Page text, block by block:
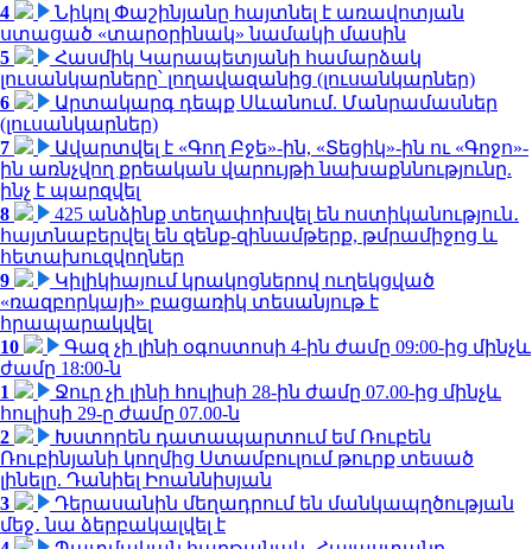
4
Նիկոլ Փաշինյանը հայտնել է առավոտյան
ստացած «տարօրինակ» նամակի մասին
5
Հասմիկ Կարապետյանի համարձակ
լուսանկարները՝ լողավազանից (լուսանկարներ)
6
Արտակարգ դեպք Սևանում. Մանրամասներ
(լուսանկարներ)
7
Ավարտվել է «Գող Բջե»-ին, «Տեցիկ»-ին ու «Գոջո»-
ին առնչվող քրեական վարույթի նախաքննությունը.
ինչ է պարզվել
8
425 անձինք տեղափոխվել են ոստիկանություն․
հայտնաբերվել են զենք-զինամթերք, թմրամիջոց և
հետախուզվողներ
9
Կիլիկիայում կրակոցներով ուղեկցված
«ռազբորկայի» բացառիկ տեսանյութ է
հրապարակվել
10
Գազ չի լինի օգոստոսի 4-ին ժամը 09:00-ից մինչև
ժամը 18:00-ն
1
Ջուր չի լինի հուլիսի 28-ին ժամը 07.00-ից մինչև
հուլիսի 29-ը ժամը 07.00-ն
2
Խստորեն դատապարտում եմ Ռուբեն
Ռուբինյանի կողմից Ստամբուլում թուրք տեսած
լինելը. Դանիել Իոաննիսյան
3
Դերասանին մեղադրում են մանկապղծության
մեջ․ նա ձերբակալվել է